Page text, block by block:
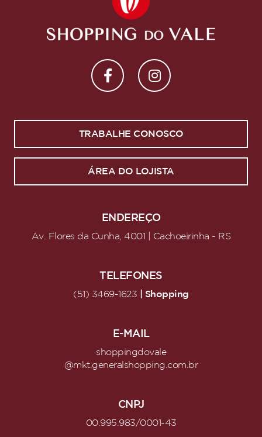
TRABALHE CONOSCO
ÁREA DO LOJISTA
ENDEREÇO
Av. Flores da Cunha, 4001 | Cachoeirinha - RS
TELEFONES
(51) 3469-1623 | Shopping
E-MAIL
shoppingdovale
@mkt.generalshopping.com.br
CNPJ
00.995.983/0001-43